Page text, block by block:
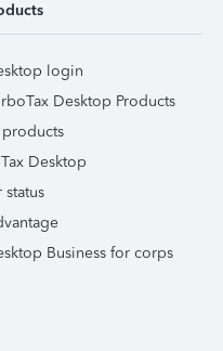
login
Desktop Products
Desktop
Business for corps